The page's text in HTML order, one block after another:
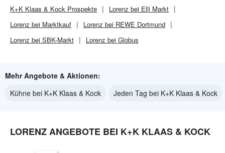
K+K Klaas & Kock Prospekte
Lorenz bei Elli Markt
Lorenz bei Marktkauf
Lorenz bei REWE Dortmund
Lorenz bei SBK-Markt
Lorenz bei Globus
Mehr Angebote & Aktionen:
Kühne bei K+K Klaas & Kock
Jeden Tag bei K+K Klaas & Kock
LORENZ ANGEBOTE BEI K+K KLAAS & KOCK